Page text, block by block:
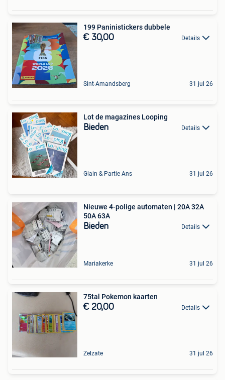
199 Paninistickers dubbele
€ 30,00 Details
Sint-Amandsberg 31 jul 26
Lot de magazines Looping
Bieden Details
Glain & Partie Ans 31 jul 26
Nieuwe 4-polige automaten | 20A 32A
50A 63A
Bieden Details
Mariakerke 31 jul 26
75tal Pokemon kaarten
€ 20,00 Details
Zelzate 31 jul 26